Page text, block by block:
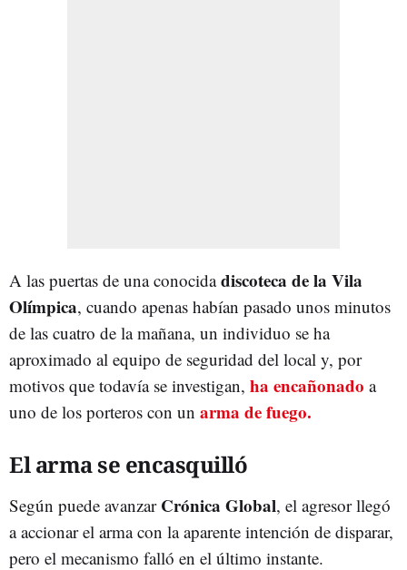
A las puertas de una conocidadiscoteca de la Vila
Olímpica, cuando apenas habían pasado unos minutos
de las cuatro de la mañana, un individuo se ha
aproximado al equipo de seguridad del local y, por
motivos que todavía se investigan, ha encañonado a
uno de los porteros con un arma de fuego.
El arma se encasquilló
Según puede avanzar Crónica Global, el agresor llegó
a accionar el arma con la aparente intención de disparar,
pero el mecanismo falló en el último instante.